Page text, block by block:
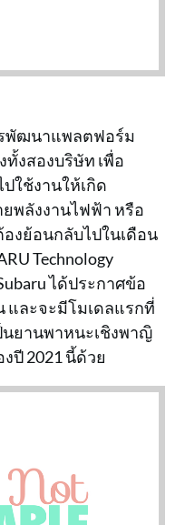
พัฒนาแพลตฟอร์ม
ทั้งสองบริษัท เพื่อ
ใช้งานให้เกิด
พลังงานไฟฟ้า หรือ
งย้อนกลับไปในเดือน
Technology
ได้ประกาศข้อ
และจะมีโมเดลแรกที่
นยานพาหนะเชิงพาญิ
ปี 2021 นี้ด้วย